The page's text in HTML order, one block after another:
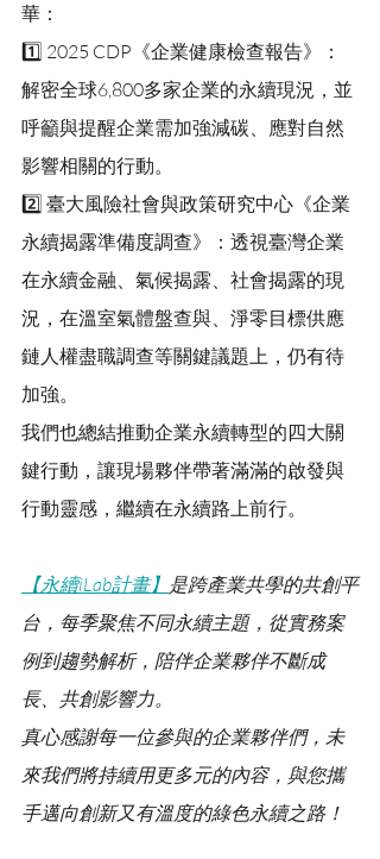
華：
1️⃣ 2025 CDP《企業健康檢查報告》：
解密全球6,800多家企業的永續現況，並
呼籲與提醒企業需加強減碳、應對自然
影響相關的行動。
2️⃣ 臺大風險社會與政策研究中心《企業
永續揭露準備度調查》：透視臺灣企業
在永續金融、氣候揭露、社會揭露的現
況，在溫室氣體盤查與、淨零目標供應
鏈人權盡職調查等關鍵議題上，仍有待
加強。
我們也總結推動企業永續轉型的四大關
鍵行動，讓現場夥伴帶著滿滿的啟發與
行動靈感，繼續在永續路上前行。
【永續iLab計畫】 是跨產業共學的共創平
台，每季聚焦不同永續主題，從實務案
例到趨勢解析，陪伴企業夥伴不斷成
長、共創影響力。
真心感謝每一位參與的企業夥伴們，未
來我們將持續用更多元的內容，與您攜
手邁向創新又有溫度的綠色永續之路！